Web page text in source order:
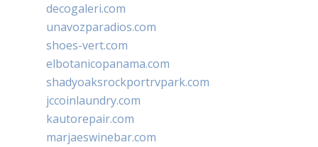
decogaleri.com
unavozparadios.com
shoes-vert.com
elbotanicopanama.com
shadyoaksrockportrvpark.com
jccoinlaundry.com
kautorepair.com
marjaeswinebar.com